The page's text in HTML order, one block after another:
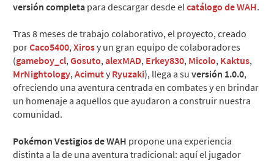
versión completa para descargar desde elcatálogo de WAH.
Tras 8 meses de trabajo colaborativo, el proyecto, creado
porCaco5400,Xirosy un gran equipo de colaboradores
(gameboy_cl,Gosuto,alexMAD, Erkey830, Micolo, Kaktus,
MrNightology,Acimuty Ryuzaki), llega a su versión 1.0.0,
ofreciendo una aventura centrada en combates y en brindar
un homenaje a aquellos que ayudaron a construir nuestra
comunidad.
Pokémon Vestigios de WAH propone una experiencia
distinta a la de una aventura tradicional: aquí el jugador